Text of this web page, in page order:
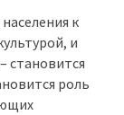
к
и
становится
роль